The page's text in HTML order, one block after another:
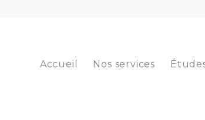
Accueil Nos services